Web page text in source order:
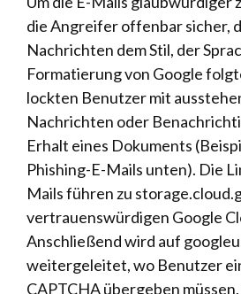
die Angreifer offenbar sicher,
Nachrichten dem Stil, der
Formatierung von Google
lockten Benutzer mit
Nachrichten oder
Erhalt eines Dokuments
Phishing-E-Mails unten). Die
Mails führen zu
vertrauenswürdigen Google
Anschließend wird auf
weitergeleitet, wo Benutzer
CAPTCHA übergeben müssen,